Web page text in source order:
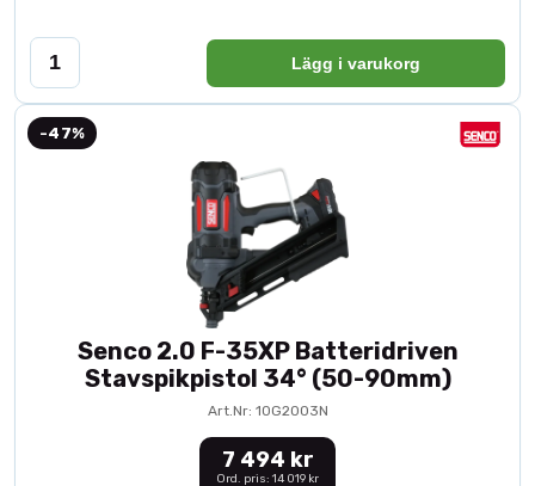
Lägg i varukorg
-47%
Senco 2.0 F-35XP Batteridriven
Stavspikpistol 34° (50-90mm)
Art.Nr: 10G2003N
7 494 kr
Ord. pris: 14 019 kr